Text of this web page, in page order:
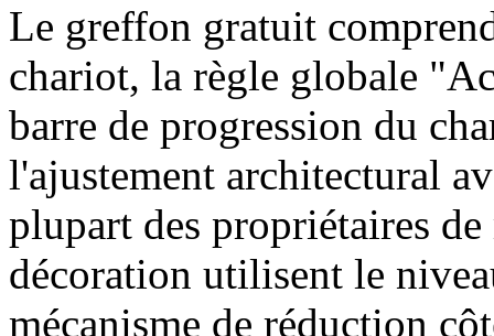
Le greffon gratuit
chariot, la règle globale
barre de progression du
l'ajustement architectural
plupart des propriétaires
décoration utilisent le
mécanisme de réduction